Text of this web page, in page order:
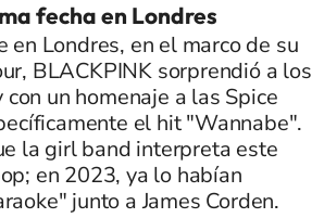
fecha en Londres
en Londres, en el marco de su
BLACKPINK sorprendió a los
un homenaje a las Spice
el hit "Wannabe".
la girl band interpreta este
en 2023, ya lo habían
junto a James Corden.